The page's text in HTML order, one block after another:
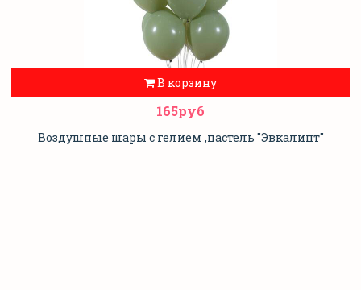
В корзину
165руб
Воздушные шары с гелием ,пастель "Эвкалипт"